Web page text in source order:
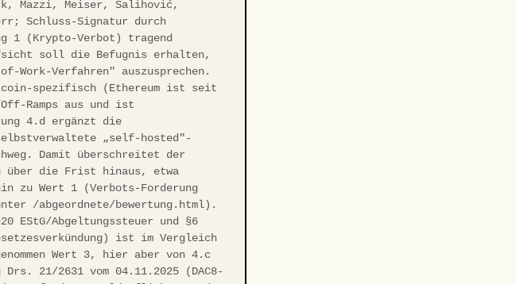
Mazzi, Meiser, Salihović,
Schluss-Signatur durch
1 (Krypto-Verbot) tragend
soll die Befugnis erhalten,
Work-Verfahren" auszusprechen.
spezifisch (Ethereum ist seit
Ramps aus und ist
4.d ergänzt die
„self-hosted"-
Damit überschreitet der
über die Frist hinaus, etwa
zu Wert 1 (Verbots-Forderung
/abgeordnete/bewertung.html).
EStG/Abgeltungssteuer und §6
ist im Vergleich
Wert 3, hier aber von 4.c
21/2631 vom 04.11.2025 (DAC8-